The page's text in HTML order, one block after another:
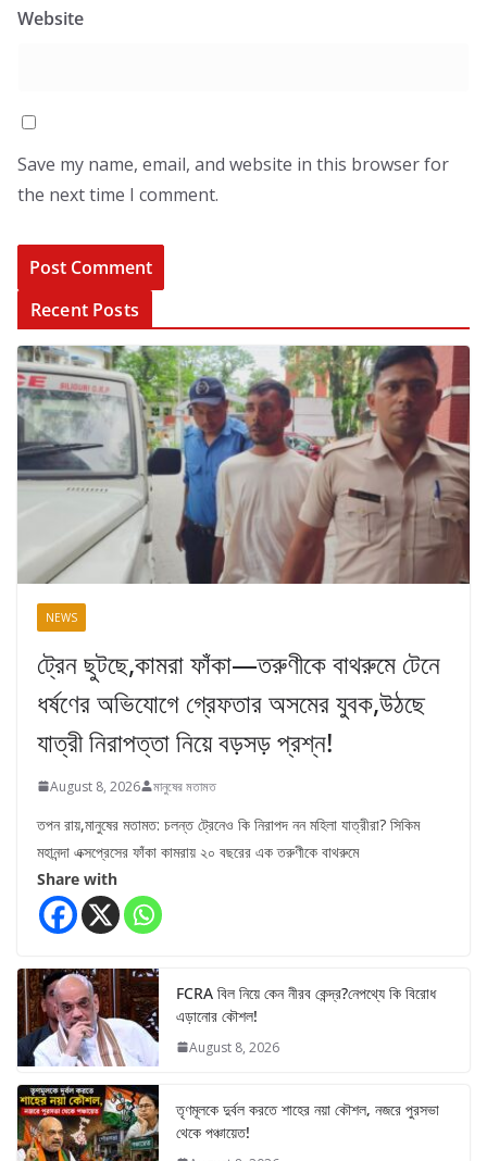
Website
Save my name, email, and website in this browser for
the next time I comment.
Recent Posts
NEWS
ট্রেন ছুটছে,কামরা ফাঁকা—তরুণীকে বাথরুমে টেনে
ধর্ষণের অভিযোগে গ্রেফতার অসমের যুবক,উঠছে
যাত্রী নিরাপত্তা নিয়ে বড়সড় প্রশ্ন!
August 8, 2026 মানুষের মতামত
তপন রায়,মানুষের মতামত: চলন্ত ট্রেনেও কি নিরাপদ নন মহিলা যাত্রীরা? সিকিম
মহানন্দা এক্সপ্রেসের ফাঁকা কামরায় ২০ বছরের এক তরুণীকে বাথরুমে
Share with
FCRA বিল নিয়ে কেন নীরব কেন্দ্র?নেপথ্যে কি বিরোধ
এড়ানোর কৌশল!
August 8, 2026
তৃণমূলকে দুর্বল করতে শাহের নয়া কৌশল, নজরে পুরসভা
থেকে পঞ্চায়েত!